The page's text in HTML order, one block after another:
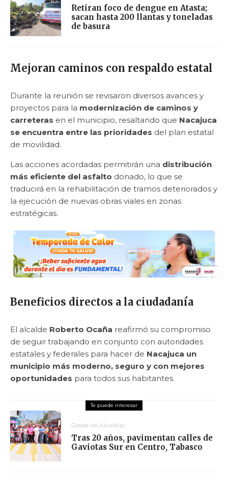
Retiran foco de dengue en Atasta;
sacan hasta 200 llantas y toneladas
de basura
Mejoran caminos con respaldo estatal
Durante la reunión se revisaron diversos avances y
proyectos para la modernización de caminos y
carreteras en el municipio, resaltando que Nacajuca
se encuentra entre las prioridades del plan estatal
de movilidad.
Las acciones acordadas permitirán una distribución
más eficiente del asfalto donado, lo que se
traducirá en la rehabilitación de tramos deteriorados y
la ejecución de nuevas obras viales en zonas
estratégicas.
Beneficios directos a la ciudadanía
El alcalde Roberto Ocaña reafirmó su compromiso
de seguir trabajando en conjunto con autoridades
estatales y federales para hacer de Nacajuca un
municipio más moderno, seguro y con mejores
oportunidades para todos sus habitantes.
Desde las Alcaldías
Tras 20 años, pavimentan calles de
Gaviotas Sur en Centro, Tabasco